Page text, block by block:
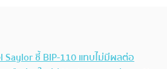
Saylor ชี้ BIP-110 แทบไม่มีผลต่อ